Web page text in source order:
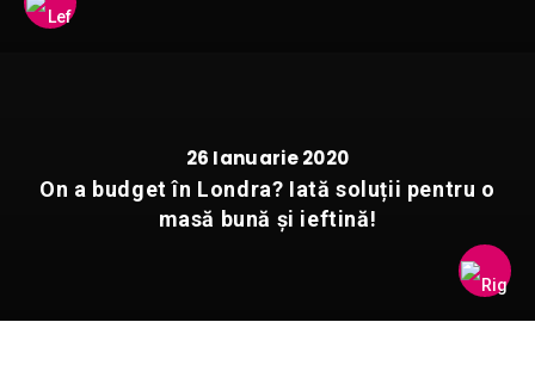
26 Ianuarie 2020
On a budget în Londra? Iată soluții pentru o
masă bună și ieftină!